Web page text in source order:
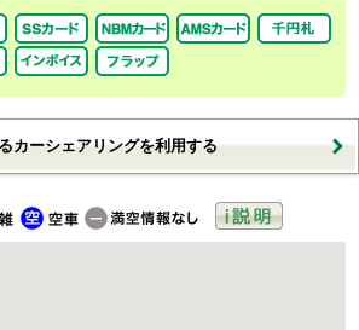
カーシェアリングを利用する